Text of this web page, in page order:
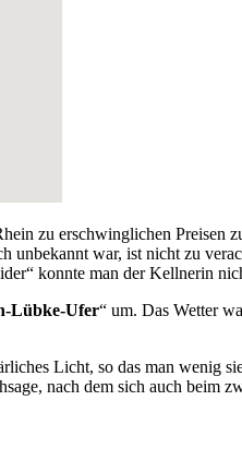
zu erschwinglichen Preisen
unbekannt war, ist nicht zu
konnte man der Kellnerin
Lübke-Ufer“ um. Das Wetter
Licht, so das man
nach dem sich auch beim